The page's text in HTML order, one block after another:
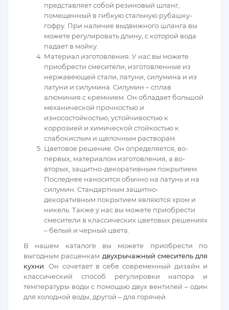
представляет собой резиновый шланг,
помещенный в гибкую стальную рубашку-
гофру. При наличие выдвижного шланга вы
можете регулировать длину, с которой вода
падает в мойку.
Материал изготовления. У нас вы можете
приобрести смесители, изготовленные из
нержавеющей стали, латуни, силумина и из
латуни и силумина. Силумин – сплав
алюминия с кремнием. Он обладает большой
механической прочностью и
износостойкостью, устойчивостью к
коррозией и химической стойкостью к
слабокислым и щелочным растворам.
Цветовое решение. Он определяется, во-
первых, материалом изготовления, а во-
вторых, защитно-декоративным покрытием.
Последнее наносится обычно на латунь и на
силумин. Стандартным защитно-
декоративным покрытием являются хром и
никель. Также у нас вы можете приобрести
смесители в классических цветовых решениях
– белый и черный цвета.
В нашем каталоге вы можете приобрести по
выгодным расценкам двухрычажный смеситель для
кухни . Он сочетает в себе современный дизайн и
классический способ регулировки напора и
температуры воды с помощью двух вентилей – один
для холодной воды, другой – для горячей.